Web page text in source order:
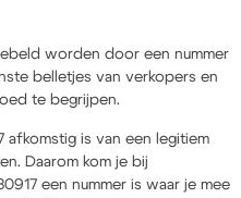
worden door een nummer
belletjes van verkopers en
te begrijpen.
afkomstig is van een legitiem
Daarom kom je bij
een nummer is waar je mee